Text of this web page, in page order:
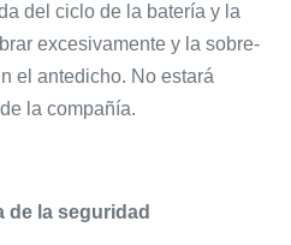
del ciclo de la batería y la
excesivamente y la sobre-
el antedicho. No estará
la compañía.
de la seguridad